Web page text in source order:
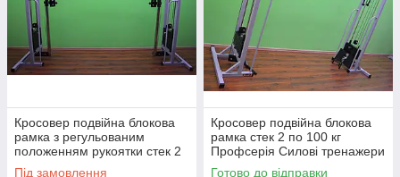
Кросовер подвійна блокова
рамка з регульованим
положенням рукоятки стек 2
по 60 кг Профсерія Силові
Під замовлення
Кросовер подвійна блокова
рамка стек 2 по 100 кг
Профсерія Силові тренажери
Блокова рама
Готово до відправки